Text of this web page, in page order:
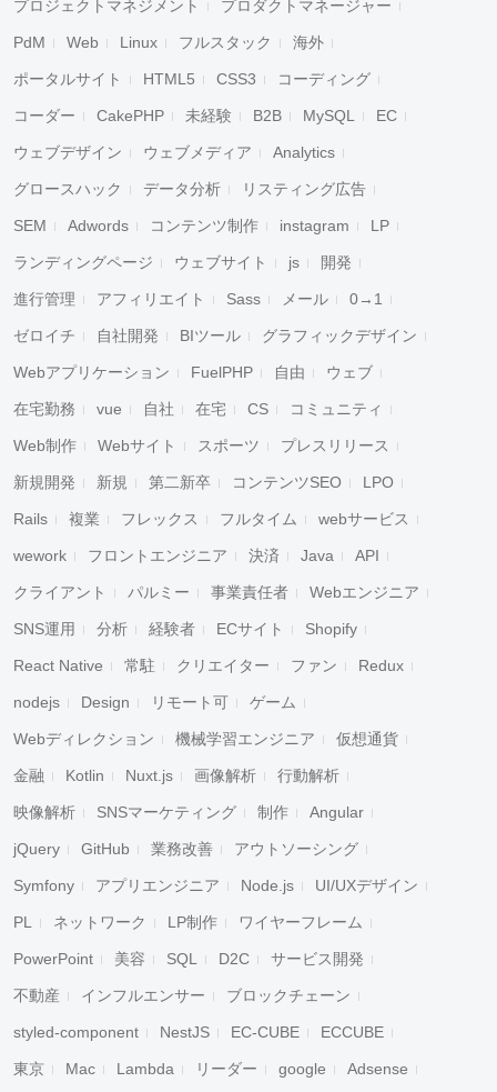
プロジェクトマネジメント プロダクトマネージャー
PdM Web Linux フルスタック 海外
ポータルサイト HTML5 CSS3 コーディング
コーダー CakePHP 未経験 B2B MySQL EC
ウェブデザイン ウェブメディア Analytics
グロースハック データ分析 リスティング広告
SEM Adwords コンテンツ制作 instagram LP
ランディングページ ウェブサイト js 開発
進行管理 アフィリエイト Sass メール 0→1
ゼロイチ 自社開発 BIツール グラフィックデザイン
Webアプリケーション FuelPHP 自由 ウェブ
在宅勤務 vue 自社 在宅 CS コミュニティ
Web制作 Webサイト スポーツ プレスリリース
新規開発 新規 第二新卒 コンテンツSEO LPO
Rails 複業 フレックス フルタイム webサービス
wework フロントエンジニア 決済 Java API
クライアント パルミー 事業責任者 Webエンジニア
SNS運用 分析 経験者 ECサイト Shopify
React Native 常駐 クリエイター ファン Redux
nodejs Design リモート可 ゲーム
Webディレクション 機械学習エンジニア 仮想通貨
金融 Kotlin Nuxt.js 画像解析 行動解析
映像解析 SNSマーケティング 制作 Angular
jQuery GitHub 業務改善 アウトソーシング
Symfony アプリエンジニア Node.js UI/UXデザイン
PL ネットワーク LP制作 ワイヤーフレーム
PowerPoint 美容 SQL D2C サービス開発
不動産 インフルエンサー ブロックチェーン
styled-component NestJS EC-CUBE ECCUBE
東京 Mac Lambda リーダー google Adsense